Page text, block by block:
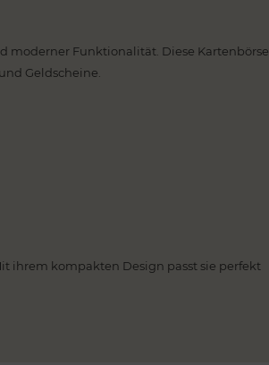
moderner Funktionalität. Diese Kartenbörse
Geldscheine.
ihrem kompakten Design passt sie perfekt